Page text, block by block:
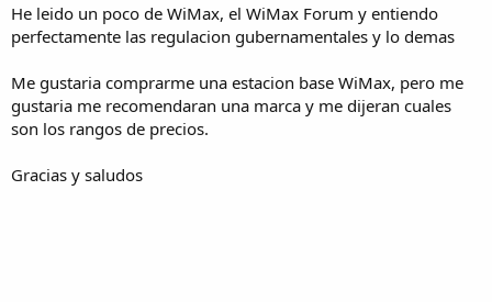
i
o
He leido un poco de WiMax, el WiMax Forum y entiendo
perfectamente las regulacion gubernamentales y lo demas
Me gustaria comprarme una estacion base WiMax, pero me
gustaria me recomendaran una marca y me dijeran cuales
son los rangos de precios.
Gracias y saludos